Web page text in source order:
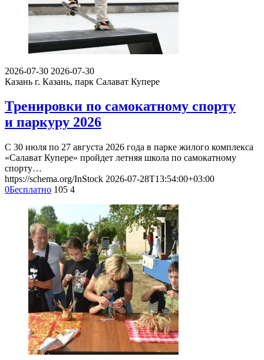
2026-07-30 2026-07-30
Казань г. Казань, парк Салават Купере
Тренировки по самокатному спорту
и паркуру 2026
С 30 июля по 27 августа 2026 года в парке жилого комплекса
«Салават Купере» пройдет летняя школа по самокатному
спорту…
https://schema.org/InStock 2026-07-28T13:54:00+03:00
0Бесплатно 105 4